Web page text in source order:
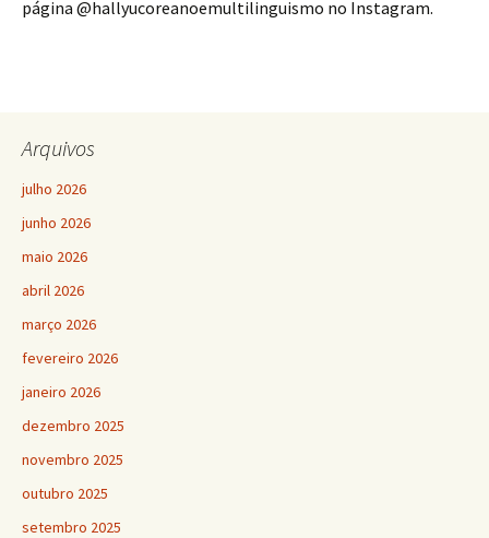
página @hallyucoreanoemultilinguismo no Instagram.
Arquivos
julho 2026
junho 2026
maio 2026
abril 2026
março 2026
fevereiro 2026
janeiro 2026
dezembro 2025
novembro 2025
outubro 2025
setembro 2025